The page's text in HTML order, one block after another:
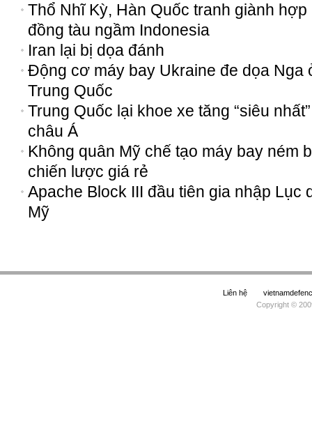
Thổ Nhĩ Kỳ, Hàn Quốc tranh giành hợp
đồng tàu ngầm Indonesia
Iran lại bị dọa đánh
Động cơ máy bay Ukraine đe dọa Nga
Trung Quốc
Trung Quốc lại khoe xe tăng “siêu nhất”
châu Á
Không quân Mỹ chế tạo máy bay ném
chiến lược giá rẻ
Apache Block III đầu tiên gia nhập Lục
Mỹ
Liên hệ
Copyright ©